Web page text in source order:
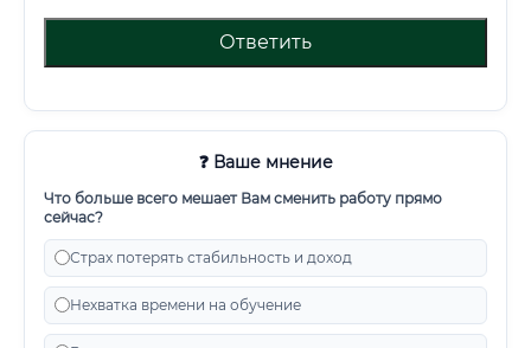
Ответить
❓ Ваше мнение
Что больше всего мешает Вам сменить работу прямо
сейчас?
Страх потерять стабильность и доход
Нехватка времени на обучение